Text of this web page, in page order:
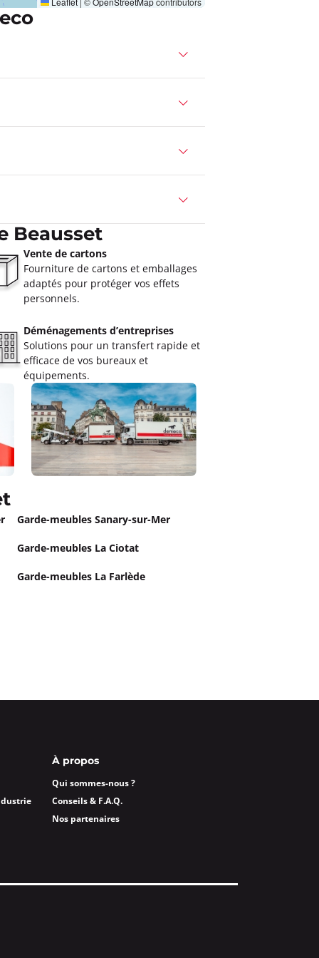
Beausset
Vente de cartons
Fourniture de cartons et emballages
adaptés pour protéger vos effets
personnels.
Déménagements d’entreprises
Solutions pour un transfert rapide et
efficace de vos bureaux et
équipements.
Garde-meubles Sanary-sur-Mer
Garde-meubles La Ciotat
Garde-meubles La Farlède
À propos
Qui sommes-nous ?
Conseils & F.A.Q.
Nos partenaires